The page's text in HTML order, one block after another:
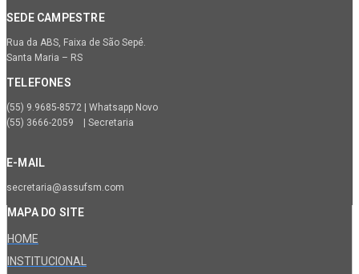
SEDE CAMPESTRE
Rua da ABS, Faixa de São Sepé.
Santa Maria – RS
TELEFONES
(55) 9.9685-8572 | Whatsapp Novo
(55) 3666-2059 | Secretaria
E-MAIL
secretaria@assufsm.com
MAPA DO SITE
HOME
INSTITUCIONAL